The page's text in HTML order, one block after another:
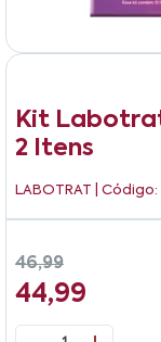
Kit
2 Itens
LABOTRAT | Código:
46,99
44,99